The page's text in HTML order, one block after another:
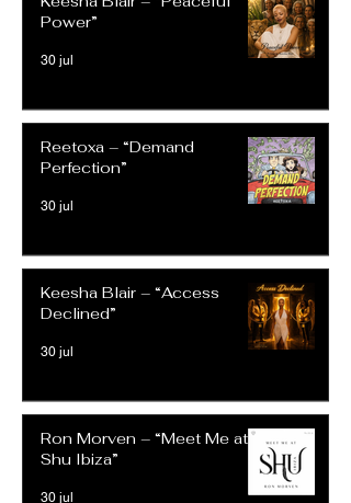
Power”
30 jul
Reetoxa – “Demand
Perfection”
30 jul
Keesha Blair – “Access
Declined”
30 jul
Ron Morven – “Meet Me at
Shu Ibiza”
30 jul